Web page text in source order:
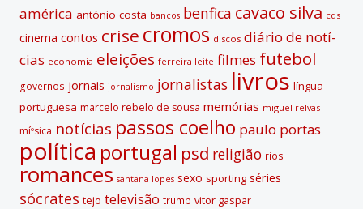
américa antónio costa bancos benfica cavaco silva cds
cinema contos crise cromos discos diário de notí­
cias economia eleições ferreira leite filmes futebol
governos jornais jornalismo jornalistas livros lí­ngua
portuguesa marcelo rebelo de sousa memórias miguel relvas
míºsica notí­cias passos coelho paulo portas
polí­tica portugal psd religião rios
romances santana lopes sexo sporting séries
sócrates tejo televisão trump vitor gaspar